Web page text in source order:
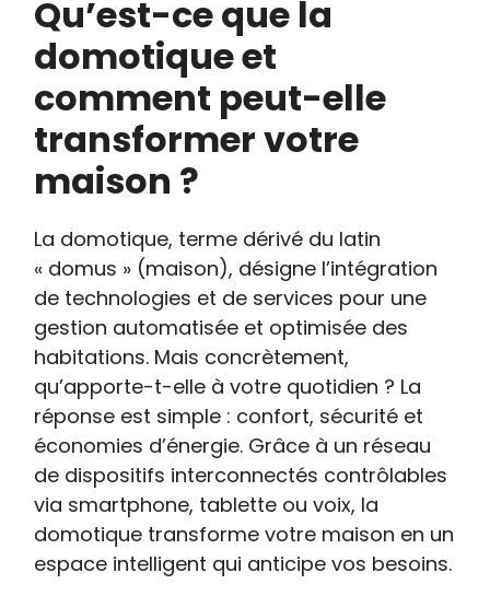
Qu’est-ce que la
domotique et
comment peut-elle
transformer votre
maison ?
La domotique, terme dérivé du latin
« domus » (maison), désigne l’intégration
de technologies et de services pour une
gestion automatisée et optimisée des
habitations. Mais concrètement,
qu’apporte-t-elle à votre quotidien ? La
réponse est simple : confort, sécurité et
économies d’énergie. Grâce à un réseau
de dispositifs interconnectés contrôlables
via smartphone, tablette ou voix, la
domotique transforme votre maison en un
espace intelligent qui anticipe vos besoins.